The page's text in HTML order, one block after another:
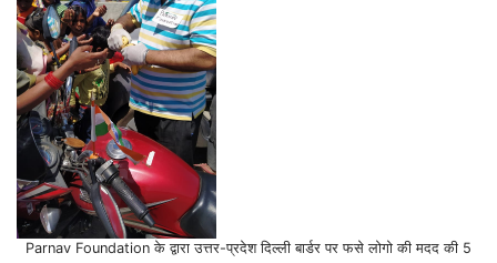
Parnav Foundation के द्वारा उत्तर-प्रदेश दिल्ली बार्डर पर फसे लोगो की मदद की 5